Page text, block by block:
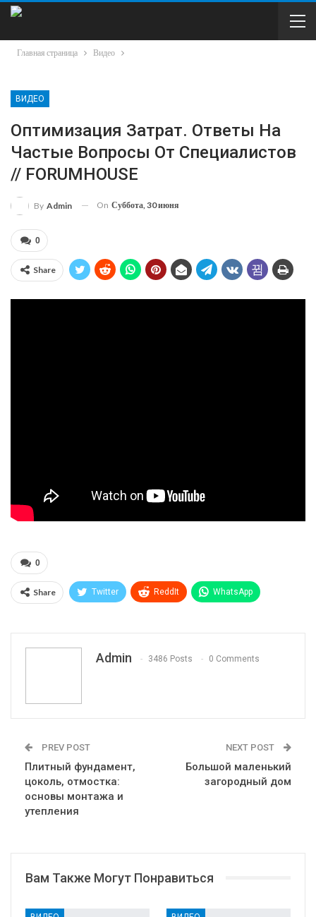
Главная страница Видео
ВИДЕО
Оптимизация Затрат. Ответы На
Частые Вопросы От Специалистов
// FORUMHOUSE
By Admin On Суббота, 30 июня
0
Share
0
Share Twitter ReddIt WhatsApp
Admin 3486 Posts 0 Comments
PREV POST
Плитный фундамент,
цоколь, отмостка:
основы монтажа и
утепления
NEXT POST
Большой маленький
загородный дом
Вам Также Могут Понравиться